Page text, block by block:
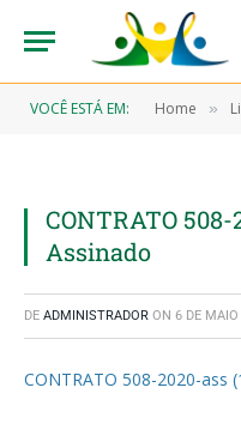
VOCÊ ESTÁ EM: Home »
CONTRATO 508-
Assinado
DE ADMINISTRADOR ON 6 DE
CONTRATO 508-2020-ass